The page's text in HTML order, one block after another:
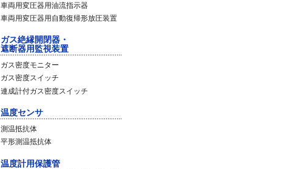
車両用変圧器用油流指示器
車両用変圧器用自動復帰形放圧装置
ガス絶縁開閉器・
遮断器用監視装置
ガス密度モニター
ガス密度スイッチ
連成計付ガス密度スイッチ
温度センサ
測温抵抗体
平形測温抵抗体
温度計用保護管